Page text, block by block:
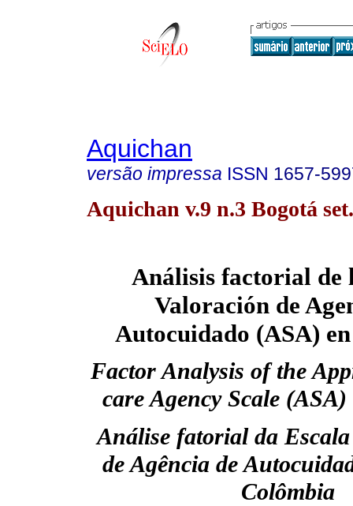
Aquichan
versão impressa ISSN 1657-
Aquichan v.9 n.3 Bogotá
Análisis factorial de
Valoración de
Autocuidado (ASA)
Factor Analysis of the
care Agency Scale
Análise fatorial da
de Agência de
Colômbia